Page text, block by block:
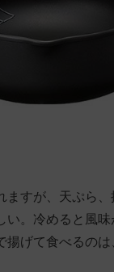
ますが、天ぷら
い。冷めると風味
揚げて食べるのは